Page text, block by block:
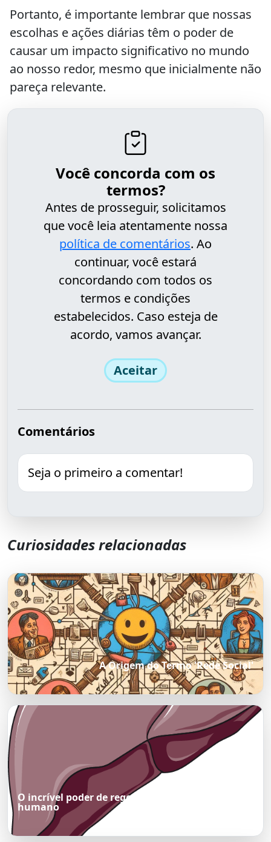
Portanto, é importante lembrar que nossas
escolhas e ações diárias têm o poder de
causar um impacto significativo no mundo
ao nosso redor, mesmo que inicialmente não
pareça relevante.
Você concorda com os
termos?
Antes de prosseguir, solicitamos
que você leia atentamente nossa
política de comentários. Ao
continuar, você estará
concordando com todos os
termos e condições
estabelecidos. Caso esteja de
acordo, vamos avançar.
Aceitar
Comentários
Seja o primeiro a comentar!
Curiosidades relacionadas
A Origem do Termo 'Rede Social'
O incrível poder de regeneração do fígado
humano